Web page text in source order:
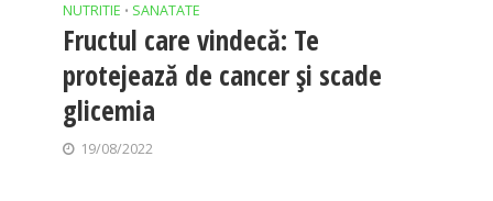
NUTRITIE • SANATATE
Fructul care vindecă: Te
protejează de cancer și scade
glicemia
19/08/2022